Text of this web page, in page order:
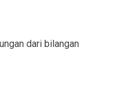
dari bilangan